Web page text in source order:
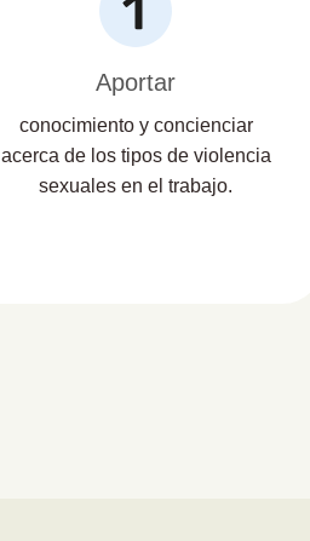
Aportar
conocimiento y concienciar
acerca de los tipos de violencia
sexuales en el trabajo.